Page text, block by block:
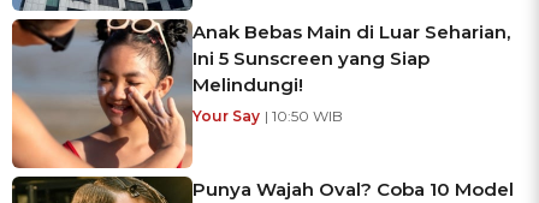
Anak Bebas Main di Luar Seharian,
Ini 5 Sunscreen yang Siap
Melindungi!
Your Say | 10:50 WIB
Punya Wajah Oval? Coba 10 Model